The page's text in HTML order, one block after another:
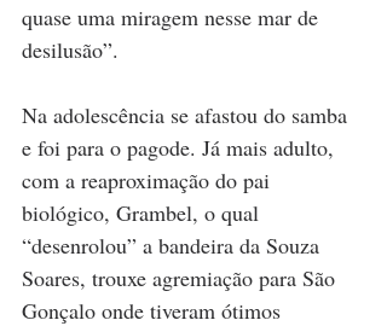
quase uma miragem nesse mar de
desilusão”.
Na adolescência se afastou do samba
e foi para o pagode. Já mais adulto,
com a reaproximação do pai
biológico, Grambel, o qual
“desenrolou” a bandeira da Souza
Soares, trouxe agremiação para São
Gonçalo onde tiveram ótimos